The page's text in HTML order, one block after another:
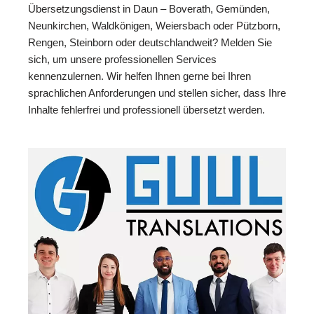
Übersetzungsdienst in Daun – Boverath, Gemünden,
Neunkirchen, Waldkönigen, Weiersbach oder Pützborn,
Rengen, Steinborn oder deutschlandweit? Melden Sie
sich, um unsere professionellen Services
kennenzulernen. Wir helfen Ihnen gerne bei Ihren
sprachlichen Anforderungen und stellen sicher, dass Ihre
Inhalte fehlerfrei und professionell übersetzt werden.